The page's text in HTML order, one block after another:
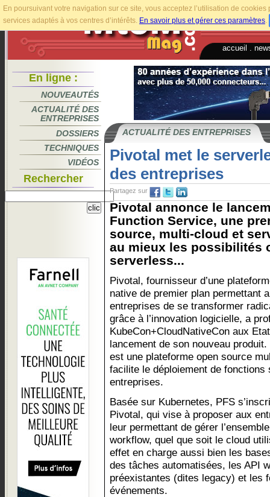
En poursuivant votre navigation sur ce site, vous acceptez l’utilisation de
services adaptés à vos centres d’intérêts. En savoir plus et gérer ces paramètres.
accueil
En ligne :
NOUVEAUTÉS
ACTUALITÉ DES
ENTREPRISES
DOSSIERS
TECHNIQUES
VIDÉOS
Rechercher
ACTUALITÉ DES ENTREPRISES
Pivotal met le
des entreprises
Partagez sur
Pivotal annonce le
Function Service, une
source, multi-cloud et
au mieux les possibilités
serverless...
Pivotal, fournisseur d’une
native de premier plan permettant
entreprises de se transformer
grâce à l’innovation logicielle, a
KubeCon+CloudNativeCon aux
lancement de son nouveau
est une plateforme open source
facilite le déploiement de
entreprises.
Basée sur Kubernetes, PFS
Pivotal, qui vise à proposer aux
leur permettant de gérer
workflow, quel que soit le cloud
effet en charge aussi bien les
des tâches automatisées, les API
préexistantes (dites legacy) et les
événements.